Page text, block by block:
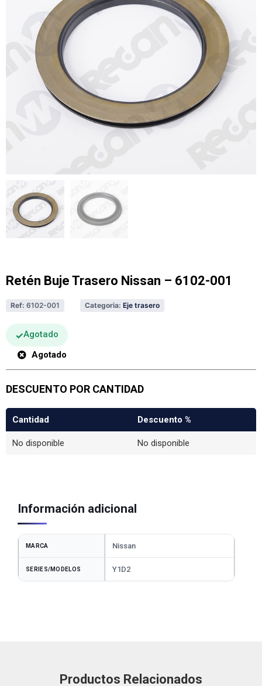
Retén Buje Trasero Nissan – 6102-001
Ref: 6102-001 Categoria: Eje trasero
Agotado
Agotado
DESCUENTO POR CANTIDAD
Cantidad Descuento %
No disponible No disponible
Información adicional
MARCA Nissan
SERIES/MODELOS Y1D2
Productos Relacionados